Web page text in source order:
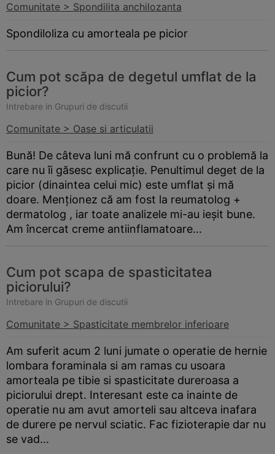
Comunitate > Spondilita anchilozanta
Spondiloliza cu amorteala pe picior
Cum pot scăpa de degetul umflat de la
picior?
Intrebare in Grupuri de discutii
Comunitate > Oase si articulatii
Bună! De câteva luni mă confrunt cu o problemă la
care nu îi găsesc explicație. Penultimul deget de la
picior (dinaintea celui mic) este umflat și mă
doare. Menționez că am fost la reumatolog +
dermatolog , iar toate analizele mi-au ieșit bune.
Am încercat creme antiinflamatoare...
Cum pot scapa de spasticitatea
piciorului?
Intrebare in Grupuri de discutii
Comunitate > Spasticitate membrelor inferioare
Am suferit acum 2 luni jumate o operatie de hernie
lombara foraminala si am ramas cu usoara
amorteala pe tibie si spasticitate dureroasa a
piciorului drept. Interesant este ca inainte de
operatie nu am avut amorteli sau altceva inafara
de durere pe nervul sciatic. Fac fizioterapie dar nu
se vad...